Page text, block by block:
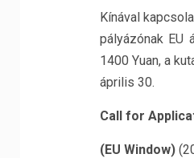
Kínával
pályázónak EU
1400 Yuan, a
április 30.
Call for
(EU Window)